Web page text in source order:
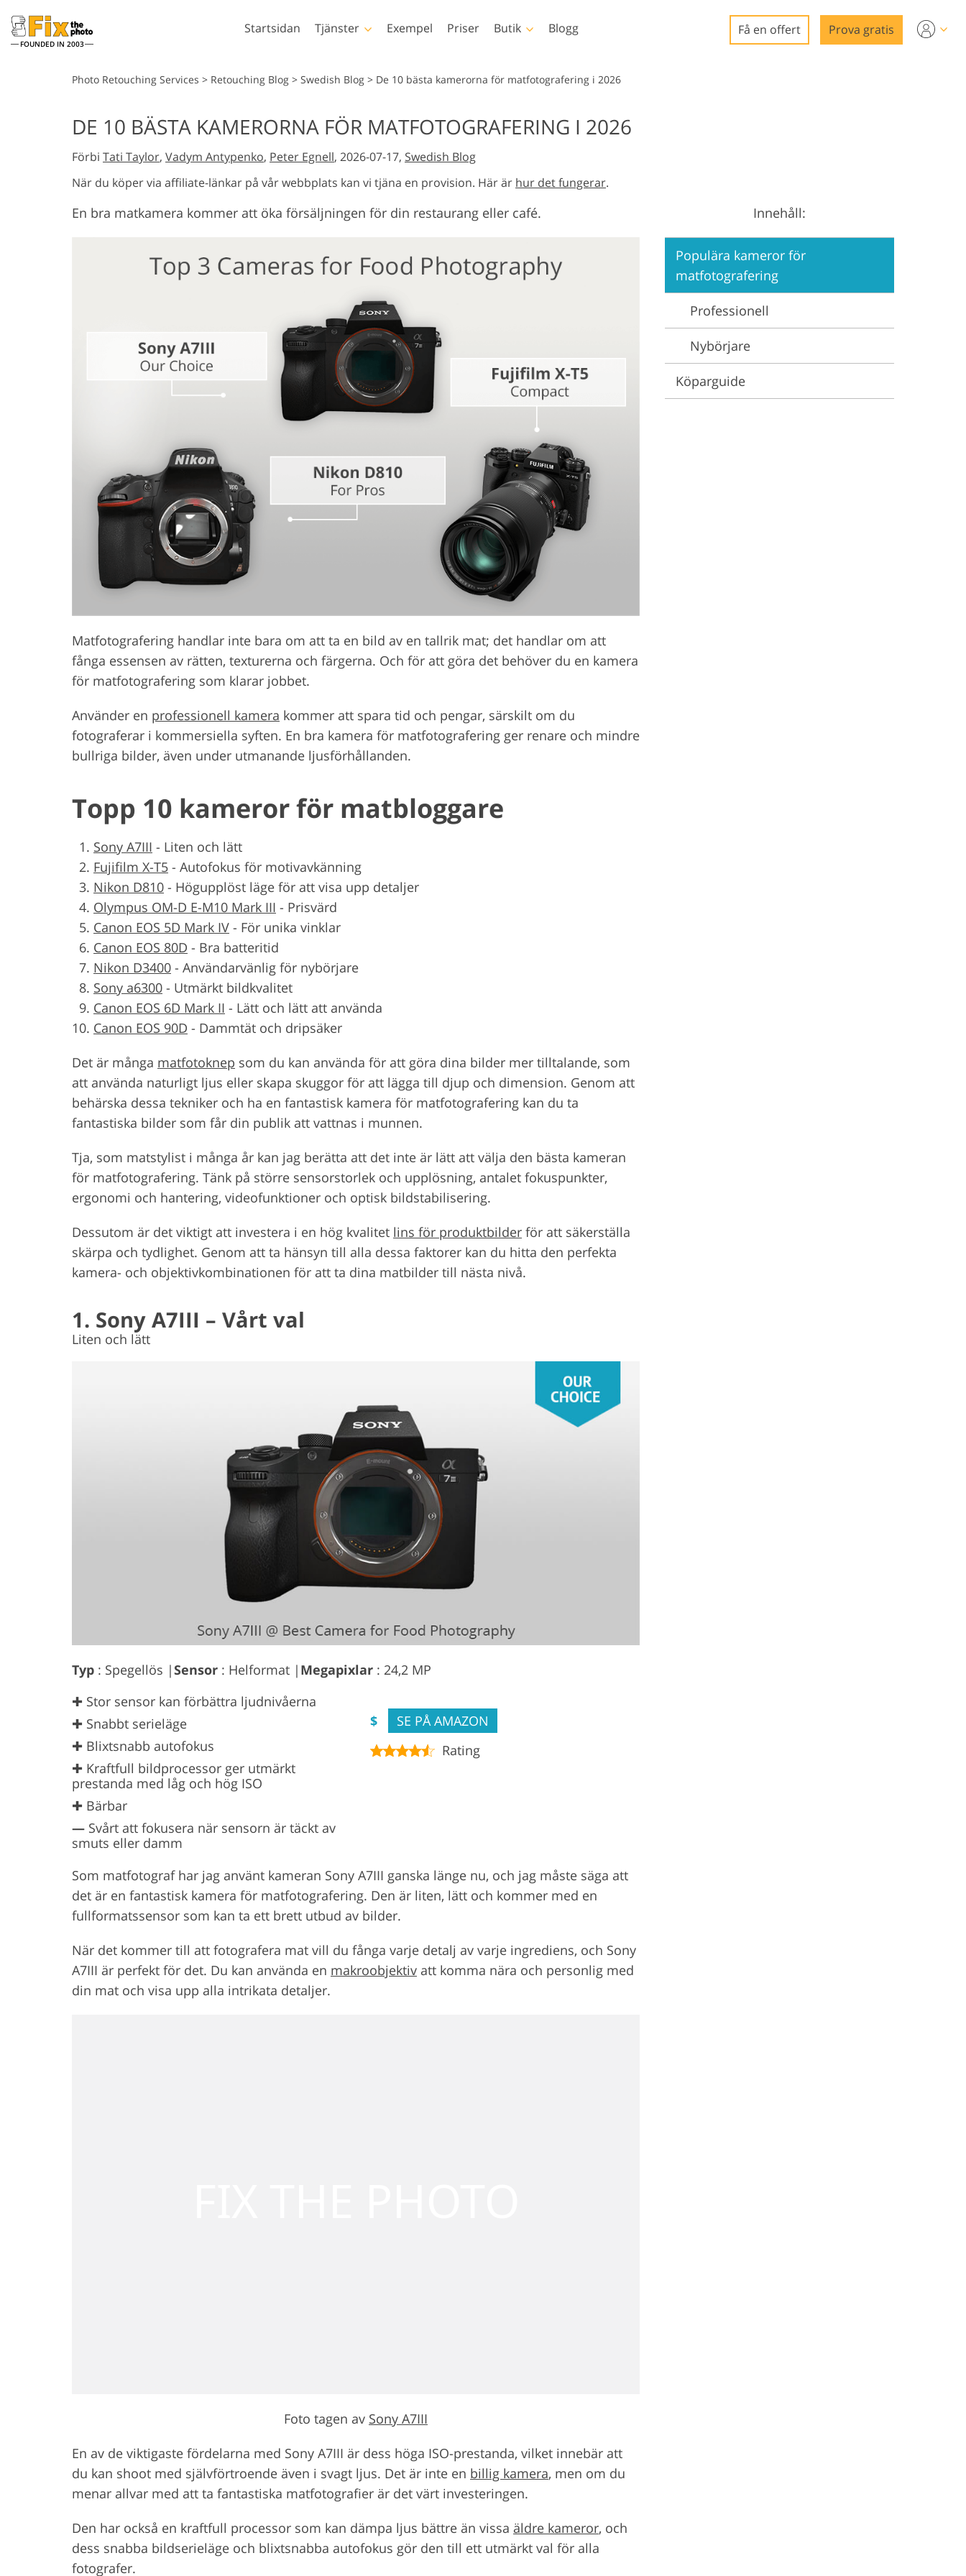
FOUNDED IN 2003
Startsidan Tjänster
inteligenciou
Produktfotoredigering Fotoredigering av smycken
Exempel Priser Butik
Lightroom
Lightroom-
förinställningar
LR Preset Collections
Mobila förinställningar
Photoshop
Photoshop-åtgärder
Photoshop penslar
Photoshop-överlägg
Photoshop texturer
samlingar
Templates
Alla mallar
Marknadsföringsmallar
Alla hjärtans dag-kort
Bröllopsinbjudningar
Video
LUT för videoredigering
Professionella
Blogg Få en offert Prova gratis
Photo Retouching Services > Retouching Blog > Swedish Blog > De 10 bästa kamerorna för matfotografering i 2026
DE 10 BÄSTA KAMERORNA FÖR MATFOTOGRAFERING I 2026
Förbi Tati Taylor, Vadym Antypenko, Peter Egnell, 2026-07-17, Swedish Blog
När du köper via affiliate-länkar på vår webbplats kan vi tjäna en provision. Här är hur det fungerar.
En bra matkamera kommer att öka försäljningen för din restaurang eller café.
Matfotografering handlar inte bara om att ta en bild av en tallrik mat; det handlar om att
fånga essensen av rätten, texturerna och färgerna. Och för att göra det behöver du en kamera
för matfotografering som klarar jobbet.
Använder en professionell kamera kommer att spara tid och pengar, särskilt om du
fotograferar i kommersiella syften. En bra kamera för matfotografering ger renare och mindre
bullriga bilder, även under utmanande ljusförhållanden.
Topp 10 kameror för matbloggare
Sony A7III - Liten och lätt
Fujifilm X-T5 - Autofokus för motivavkänning
Nikon D810 - Högupplöst läge för att visa upp detaljer
Olympus OM-D E-M10 Mark III - Prisvärd
Canon EOS 5D Mark IV - För unika vinklar
Canon EOS 80D - Bra batteritid
Nikon D3400 - Användarvänlig för nybörjare
Sony a6300 - Utmärkt bildkvalitet
Canon EOS 6D Mark II - Lätt och lätt att använda
Canon EOS 90D - Dammtät och dripsäker
Det är många matfotoknep som du kan använda för att göra dina bilder mer tilltalande, som
att använda naturligt ljus eller skapa skuggor för att lägga till djup och dimension. Genom att
behärska dessa tekniker och ha en fantastisk kamera för matfotografering kan du ta
fantastiska bilder som får din publik att vattnas i munnen.
Tja, som matstylist i många år kan jag berätta att det inte är lätt att välja den bästa kameran
för matfotografering. Tänk på större sensorstorlek och upplösning, antalet fokuspunkter,
ergonomi och hantering, videofunktioner och optisk bildstabilisering.
Dessutom är det viktigt att investera i en hög kvalitet lins för produktbilder för att säkerställa
skärpa och tydlighet. Genom att ta hänsyn till alla dessa faktorer kan du hitta den perfekta
kamera- och objektivkombinationen för att ta dina matbilder till nästa nivå.
1. Sony A7III – Vårt val
Liten och lätt
Typ : Spegellös |Sensor : Helformat | Megapixlar : 24,2 MP
✚ Stor sensor kan förbättra ljudnivåerna
✚ Snabbt serieläge
✚ Blixtsnabb autofokus
✚ Kraftfull bildprocessor ger utmärkt
prestanda med låg och hög ISO
✚ Bärbar
— Svårt att fokusera när sensorn är täckt av
smuts eller damm
$
SE PÅ AMAZON
Rating
Som matfotograf har jag använt kameran Sony A7III ganska länge nu, och jag måste säga att
det är en fantastisk kamera för matfotografering. Den är liten, lätt och kommer med en
fullformatssensor som kan ta ett brett utbud av bilder.
När det kommer till att fotografera mat vill du fånga varje detalj av varje ingrediens, och Sony
A7III är perfekt för det. Du kan använda en makroobjektiv att komma nära och personlig med
din mat och visa upp alla intrikata detaljer.
Foto tagen av Sony A7III
En av de viktigaste fördelarna med Sony A7III är dess höga ISO-prestanda, vilket innebär att
du kan shoot med självförtroende även i svagt ljus. Det är inte en billig kamera, men om du
menar allvar med att ta fantastiska matfotografier är det värt investeringen.
Den har också en kraftfull processor som kan dämpa ljus bättre än vissa äldre kameror, och
dess snabba bildserieläge och blixtsnabba autofokus gör den till ett utmärkt val för alla
fotografer.
Innehåll:
Populära kameror för
matfotografering
Professionell
Nybörjare
Köparguide